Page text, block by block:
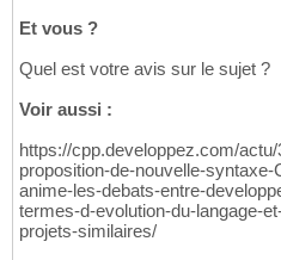
Et vous ?
Quel est votre avis sur le sujet ?
Voir aussi :
https://cpp.developpez.com/
proposition-de-nouvelle-
anime-les-debats-entre-
termes-d-evolution-du-langage-
projets-similaires/